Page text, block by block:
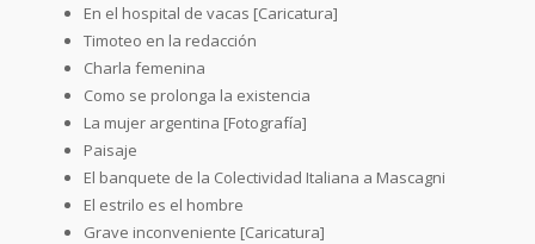
En el hospital de vacas [Caricatura]
Timoteo en la redacción
Charla femenina
Como se prolonga la existencia
La mujer argentina [Fotografía]
Paisaje
El banquete de la Colectividad Italiana a Mascagni
El estrilo es el hombre
Grave inconveniente [Caricatura]